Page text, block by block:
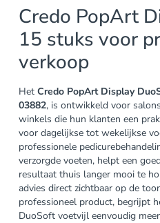
Credo PopArt
15 stuks voor
verkoop
Het Credo PopArt Display
03882, is ontwikkeld voor
winkels die hun klanten een
voor dagelijkse tot wekelijkse
professionele
verzorgde voeten, helpt een
resultaat thuis langer mooi te
advies direct zichtbaar op de
professioneel product, begrijpt
DuoSoft voetvijl eenvoudig